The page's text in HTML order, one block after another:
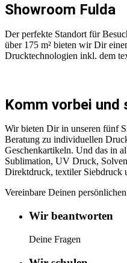
Showroom Fulda
Der perfekte Standort für
über 175 m² bieten wir Dir
Drucktechnologien inkl. dem
Komm vorbei und
Wir bieten Dir in unseren fünf
Beratung zu individuellen
Geschenkartikeln. Und das in
Sublimation, UV Druck,
Direktdruck, textiler Siebdruck
Vereinbare Deinen
Wir beantworten
Deine Fragen